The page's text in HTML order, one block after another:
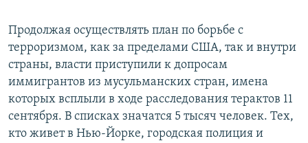
Продолжая осуществлять план по борьбе с
терроризмом, как за пределами США, так и внутри
страны, власти приступили к допросам
иммигрантов из мусульманских стран, имена
которых всплыли в ходе расследования терактов 11
сентября. В списках значатся 5 тысяч человек. Тех,
кто живет в Нью-Йорке, городская полиция и